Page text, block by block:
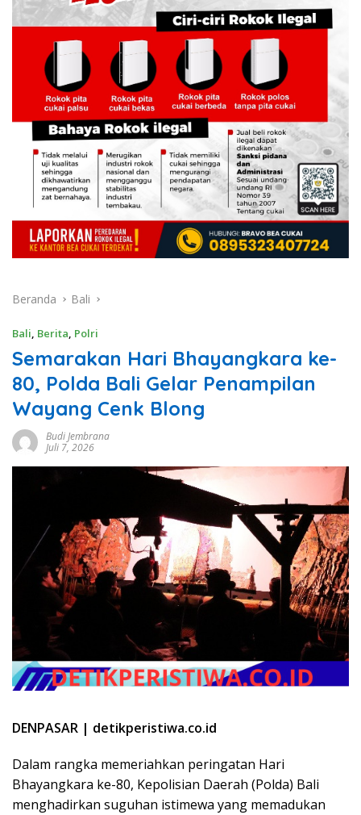
Beranda Bali
Bali, Berita, Polri
Semarakan Hari Bhayangkara ke-
80, Polda Bali Gelar Penampilan
Wayang Cenk Blong
Budi Jembrana
Juli 7, 2026
DENPASAR | detikperistiwa.co.id
Dalam rangka memeriahkan peringatan Hari
Bhayangkara ke-80, Kepolisian Daerah (Polda) Bali
menghadirkan suguhan istimewa yang memadukan